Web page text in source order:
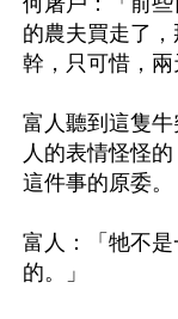
的農夫買走了
幹，只可惜，兩
富人聽到這隻
人的表情怪怪
這件事的原委。
富人：「牠不
的。」